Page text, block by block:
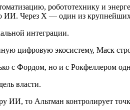
робототехнику и
Через X — один из
интеграции.
цифровую экосистему, Маск
с Фордом, но и с Рокфеллером
власти.
ИИ, то Альтман контролирует